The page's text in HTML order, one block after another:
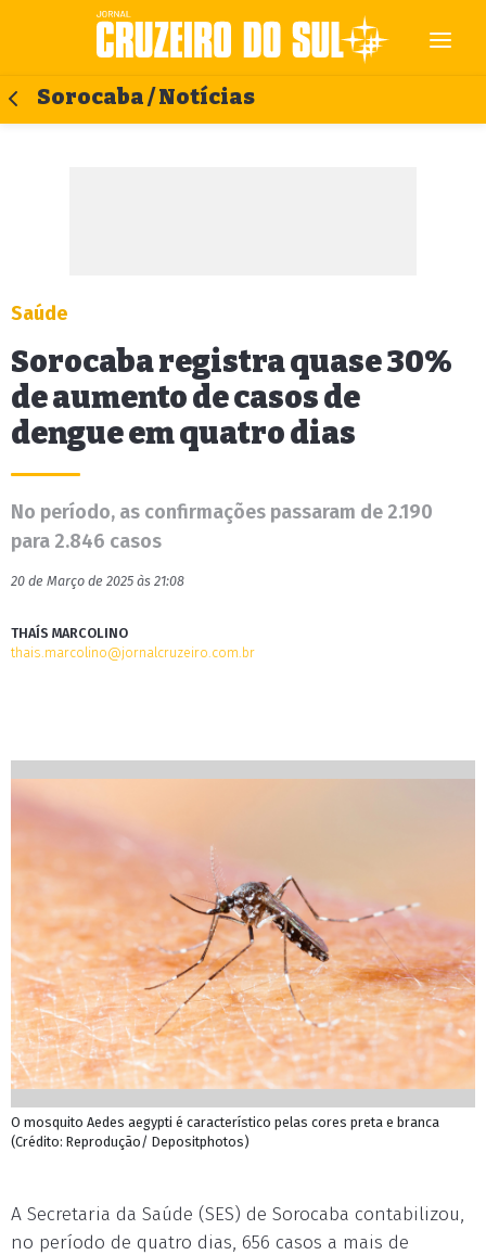
Sorocaba / Notícias
Saúde
Sorocaba registra quase 30%
de aumento de casos de
dengue em quatro dias
No período, as confirmações passaram de 2.190
para 2.846 casos
20 de Março de 2025 às 21:08
THAÍS MARCOLINO
thais.marcolino@jornalcruzeiro.com.br
O mosquito Aedes aegypti é característico pelas cores preta e branca
(Crédito: Reprodução/ Depositphotos)
A Secretaria da Saúde (SES) de Sorocaba contabilizou,
no período de quatro dias, 656 casos a mais de